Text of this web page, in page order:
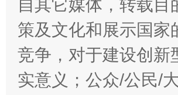
自其它媒体，转载
策及文化和展示国家
竞争，对于建设创新
实意义；公众/公民/